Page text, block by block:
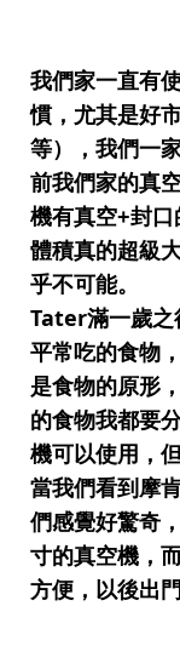
我們家一直有
慣，尤其是好
等）
，我們一
前我們家的真
機有真空+封
體積真的超級
乎不可能。
Tater滿一歲之
平常吃的食物
是食物的原形
的食物我都要
機可以使用，
當我們看到摩
們感覺好驚奇
寸的真空機，
方便，以後出